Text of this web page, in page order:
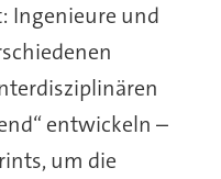
Ingenieure und
entwickeln –
um die